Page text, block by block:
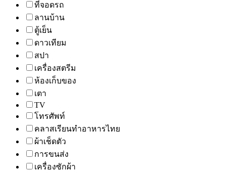
ที่จอดรถ
ลานบ้าน
ตู้เย็น
ดาวเทียม
สปา
เครื่องสตรีม
ห้องเก็บของ
เตา
TV
โทรศัพท์
คลาสเรียนทำอาหารไทย
ผ้าเช็ดตัว
การขนส่ง
เครื่องซักผ้า